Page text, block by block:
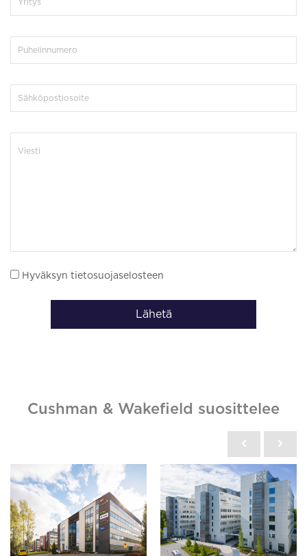
Hyväksyn tietosuojaselosteen
Lähetä
Cushman & Wakefield suosittelee